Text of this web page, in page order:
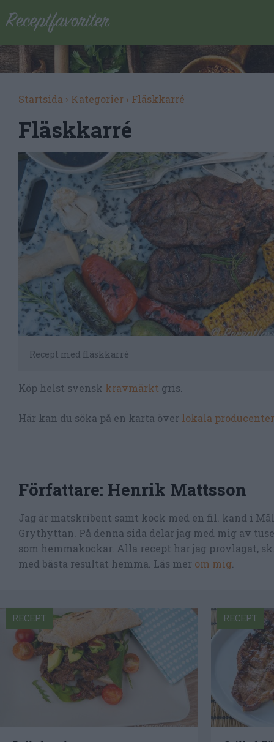
Startsida › Kategorier › Fläskkarré
Fläskkarré
Recept med fläskkarré
Köp helst svensk kravmärkt gris.
Här kan du söka på en karta över lokala
Författare: Henrik Mattsson
Jag är matskribent samt kock med en fil. kand i
Grythyttan. På denna sida delar jag med mig av
som hemmakockar. Alla recept har jag provlagat,
med bästa resultat hemma. Läs mer om mig
RECEPT RECEPT